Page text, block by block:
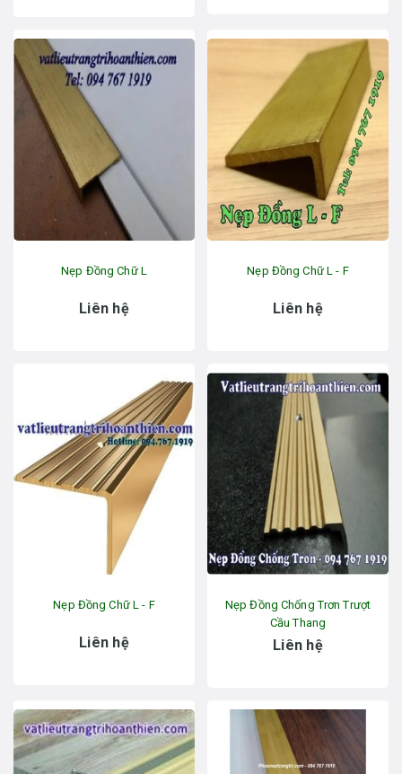
Nẹp Đồng Chữ L
Liên hệ
Nẹp Đồng Chữ L - F
Liên hệ
Nẹp Đồng Chữ L - F
Liên hệ
Nẹp Đồng Chống Trơn Trượt
Cầu Thang
Liên hệ